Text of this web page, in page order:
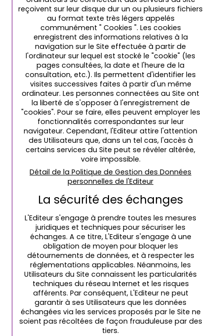
reçoivent sur leur disque dur un ou plusieurs fichiers
au format texte très légers appelés
communément " Cookies ". Les cookies
enregistrent des informations relatives à la
navigation sur le Site effectuée à partir de
l'ordinateur sur lequel est stocké le "cookie" (les
pages consultées, la date et l'heure de la
consultation, etc.). Ils permettent d'identifier les
visites successives faites à partir d'un même
ordinateur. Les personnes connectées au Site ont
la liberté de s'opposer à l'enregistrement de
"cookies". Pour se faire, elles peuvent employer les
fonctionnalités correspondantes sur leur
navigateur. Cependant, l'Editeur attire l'attention
des Utilisateurs que, dans un tel cas, l'accès à
certains services du Site peut se révéler altérée,
voire impossible.
Détail de la Politique de Gestion des Données
personnelles de l'Editeur
La sécurité des échanges
L'Editeur s'engage à prendre toutes les mesures
juridiques et techniques pour sécuriser les
échanges. A ce titre, L'Editeur s'engage à une
obligation de moyen pour bloquer les
détournements de données, et à respecter les
réglementations applicables. Néanmoins, les
Utilisateurs du Site connaissent les particularités
techniques du réseau Internet et les risques
afférents. Par conséquent, L'Editeur ne peut
garantir à ses Utilisateurs que les données
échangées via les services proposés par le Site ne
soient pas récoltées de façon frauduleuse par des
tiers.